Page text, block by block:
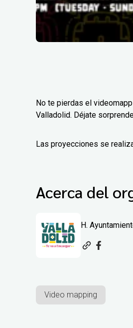
No te pierdas el
Valladolid. Déjate
Las proyecciones se
Acerca del
H.
Video mapping